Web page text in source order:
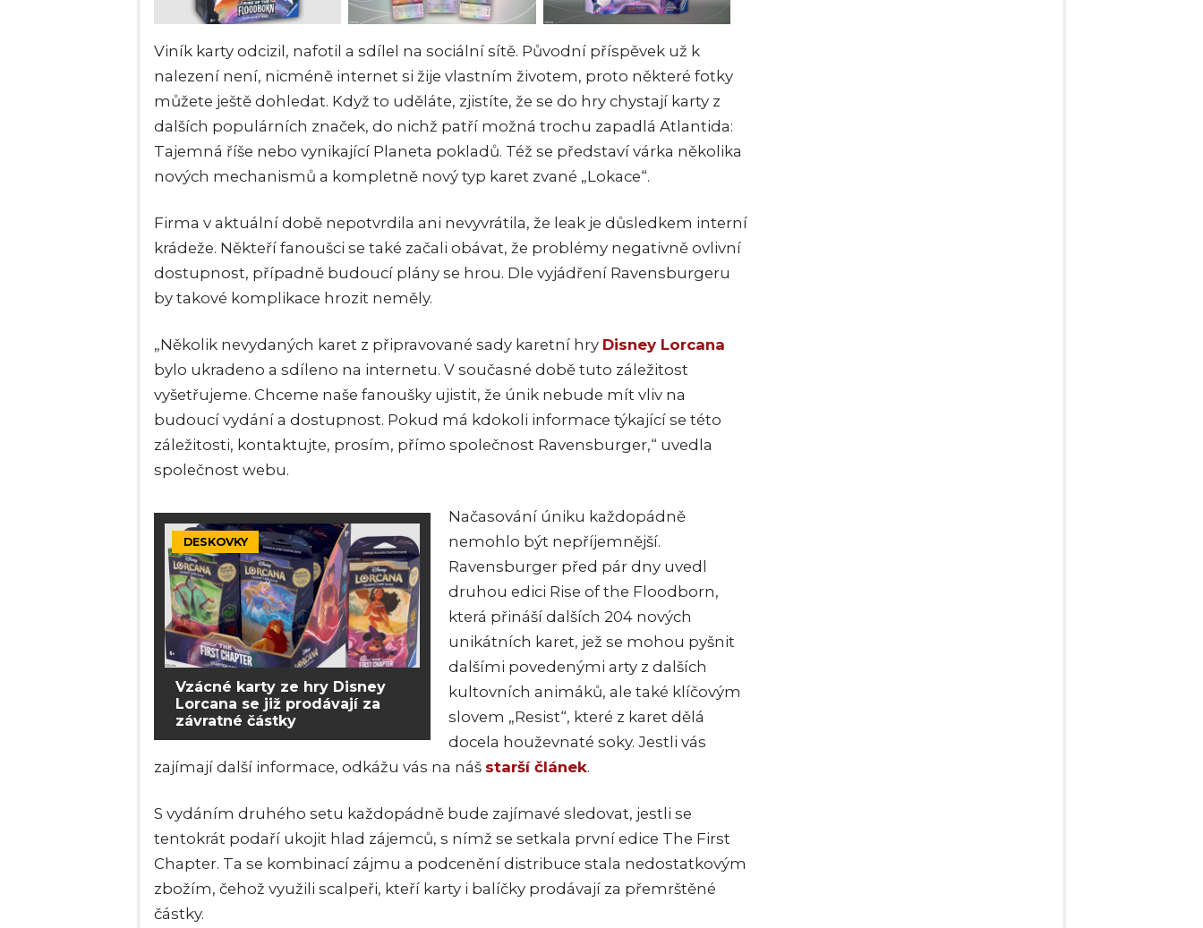
Viník karty odcizil, nafotil a sdílel na sociální sítě. Původní příspěvek už k
nalezení není, nicméně internet si žije vlastním životem, proto některé fotky
můžete ještě dohledat. Když to uděláte, zjistíte, že se do hry chystají karty z
dalších populárních značek, do nichž patří možná trochu zapadlá Atlantida:
Tajemná říše nebo vynikající Planeta pokladů. Též se představí várka několika
nových mechanismů a kompletně nový typ karet zvané „Lokace“.
Firma v aktuální době nepotvrdila ani nevyvrátila, že leak je důsledkem interní
krádeže. Někteří fanoušci se také začali obávat, že problémy negativně ovlivní
dostupnost, případně budoucí plány se hrou. Dle vyjádření Ravensburgeru
by takové komplikace hrozit neměly.
„Několik nevydaných karet z připravované sady karetní hry Disney Lorcana
bylo ukradeno a sdíleno na internetu. V současné době tuto záležitost
vyšetřujeme. Chceme naše fanoušky ujistit, že únik nebude mít vliv na
budoucí vydání a dostupnost. Pokud má kdokoli informace týkající se této
záležitosti, kontaktujte, prosím, přímo společnost Ravensburger,“ uvedla
společnost webu.
DESKOVKY
Vzácné karty ze hry Disney
Lorcana se již prodávají za
závratné částky
Načasování úniku každopádně
nemohlo být nepříjemnější.
Ravensburger před pár dny uvedl
druhou edici Rise of the Floodborn,
která přináší dalších 204 nových
unikátních karet, jež se mohou pyšnit
dalšími povedenými arty z dalších
kultovních animáků, ale také klíčovým
slovem „Resist“, které z karet dělá
docela houževnaté soky. Jestli vás
zajímají další informace, odkážu vás na náš starší článek.
S vydáním druhého setu každopádně bude zajímavé sledovat, jestli se
tentokrát podaří ukojit hlad zájemců, s nímž se setkala první edice The First
Chapter. Ta se kombinací zájmu a podcenění distribuce stala nedostatkovým
zbožím, čehož využili scalpeři, kteří karty i balíčky prodávají za přemrštěné
částky.